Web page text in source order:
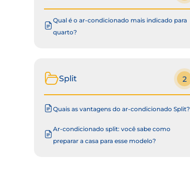
Qual é o ar-condicionado mais indicado para
quarto?
Split 2
Quais as vantagens do ar-condicionado Split?
Ar-condicionado split: você sabe como
preparar a casa para esse modelo?